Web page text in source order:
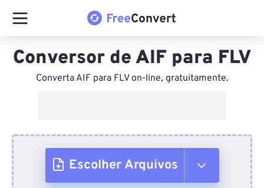
Conversor de AIF para FLV
Converta AIF para FLV on-line, gratuitamente.
Escolher Arquivos